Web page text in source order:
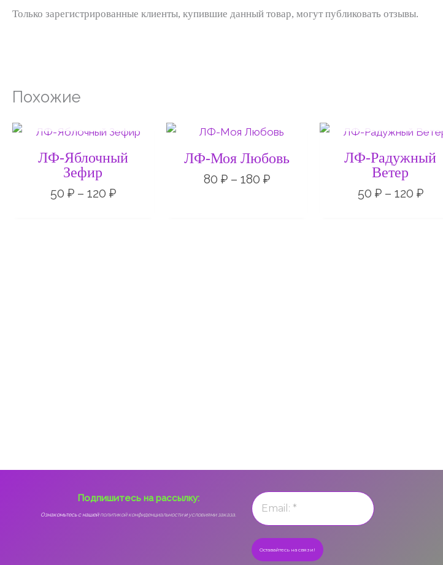
Только зарегистрированные клиенты, купившие данный товар, могут публиковать отзывы.
Похожие
ЛФ-Яблочный
Зефир
50 ₽ – 120 ₽
Диапазон
цен:
50 ₽
–
ЛФ-Моя Любовь
80 ₽ – 180 ₽
Диапазон
цен:
80 ₽
–
180 ₽
ЛФ-Радужный
Ветер
50 ₽ – 120 ₽
50 ₽
–
Подпишитесь на рассылку:
Ознакомьтесь с нашей политикой конфиденциальностии условиями заказа.